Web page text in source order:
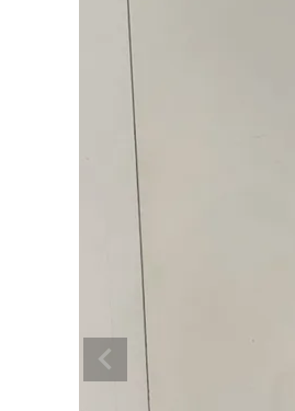
INFORMATION